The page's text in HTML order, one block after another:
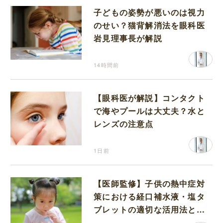
子どもの姿勢が悪いのは視力
のせい？猫背解消法を眼科医
岩見理事長が解説
14時間前
【眼科医が解説】コンタクト
で海やプールは大丈夫？水と
レンズの注意点
1日前
【医師監修】子供の熱中症対
策における経口補水液・塩タ
ブレットの適切な活用法と水